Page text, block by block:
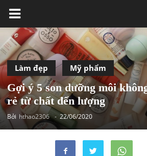
Làm đẹp Mỹ phẩm
Gợi ý 5 son dưỡng môi
rẻ từ chất đến lượng
Bởi hthao2306 - 22/06/2020